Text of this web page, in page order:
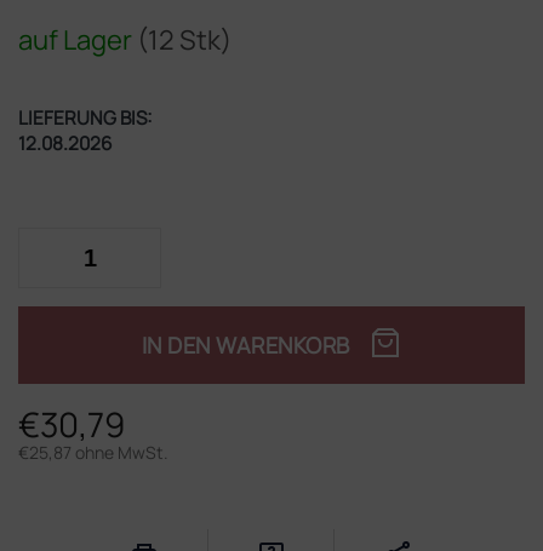
€30,79
€25,87 ohne MwSt.
auf Lager (12 Stk)
LIEFERUNG BIS:
12.08.2026
IN DEN WARENKORB